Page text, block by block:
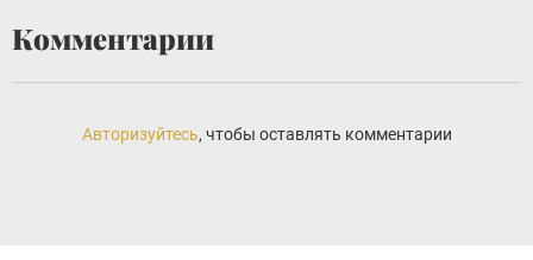
Комментарии
Авторизуйтесь, чтобы оставлять комментарии